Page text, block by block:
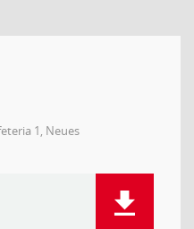
1, Neues